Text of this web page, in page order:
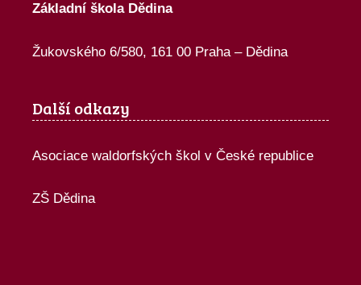
Základní škola Dědina
Žukovského 6/580, 161 00 Praha – Dědina
Další odkazy
Asociace waldorfských škol v České republice
ZŠ Dědina